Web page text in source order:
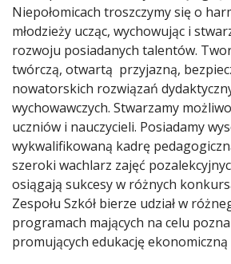
Niepołomicach troszczymy się o
młodzieży ucząc, wychowując i
rozwoju posiadanych talentów.
twórczą, otwartą przyjazną,
nowatorskich rozwiązań
wychowawczych. Stwarzamy
uczniów i nauczycieli. Posiadamy
wykwalifikowaną kadrę
szeroki wachlarz zajęć
osiągają sukcesy w różnych
Zespołu Szkół bierze udział w
programach mających na celu
promujących edukację